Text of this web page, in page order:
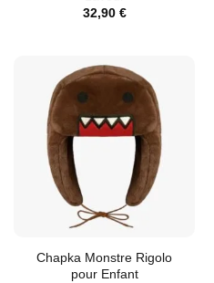
32,90 €
Chapka Monstre Rigolo
pour Enfant